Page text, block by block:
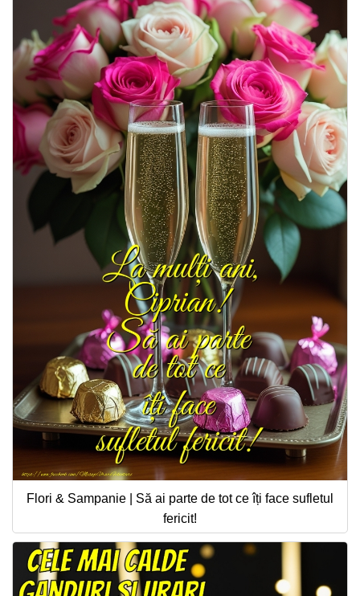
Flori & Sampanie | Să ai parte de tot ce îți face sufletul
fericit!